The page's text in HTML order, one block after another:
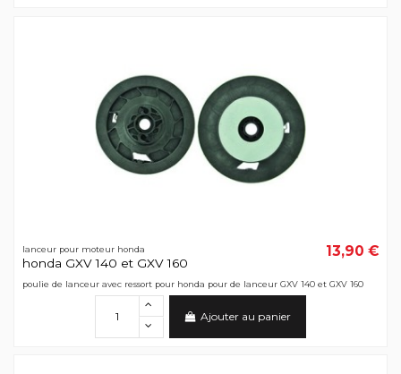
lanceur pour moteur honda
honda GXV 140 et GXV 160
13,90 €
poulie de lanceur avec ressort pour honda pour de lanceur GXV 140 et GXV 160
Ajouter au panier